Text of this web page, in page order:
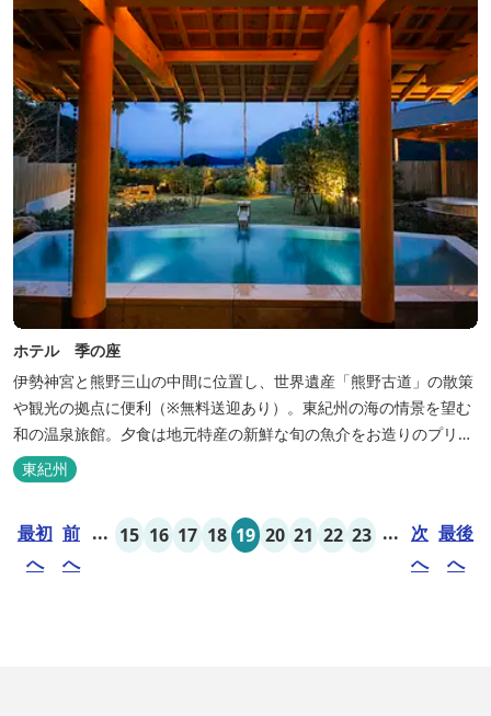
ホテル 季の座
伊勢神宮と熊野三山の中間に位置し、世界遺産「熊野古道」の散策
や観光の拠点に便利（※無料送迎あり）。東紀州の海の情景を望む
和の温泉旅館。夕食は地元特産の新鮮な旬の魚介をお造りのプリフ
ィックが人気の会席料理で。お好みの干物を炭火焼で楽しむ朝食バ
イキングが好評です。お仲間同士、そしてご家族で、さまざまな寛
た温泉大浴場棟には男女別に内湯...
東紀州
最初
へ
前
へ
... 15 16 17 18 19 20 21 22 23 ... 次
へ
最後
へ